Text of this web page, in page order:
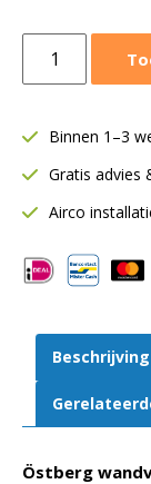
wandventilator
RS
mm
|
m³/h
|
aut
aantal
Binnen 1–3
Gratis advies
Airco
Beschrijving
Östberg